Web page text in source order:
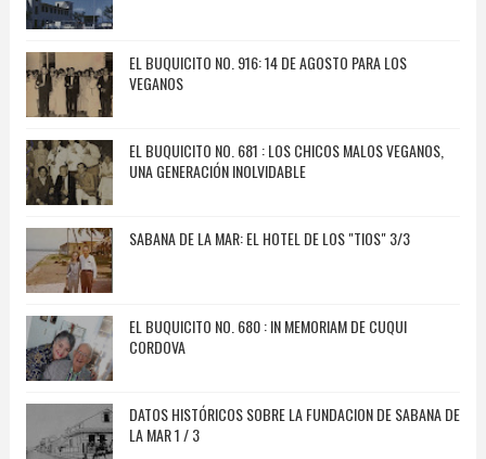
EL BUQUICITO NO. 916: 14 DE AGOSTO PARA LOS
VEGANOS
EL BUQUICITO NO. 681 : LOS CHICOS MALOS VEGANOS,
UNA GENERACIÓN INOLVIDABLE
SABANA DE LA MAR: EL HOTEL DE LOS "TIOS" 3/3
EL BUQUICITO NO. 680 : IN MEMORIAM DE CUQUI
CORDOVA
DATOS HISTÓRICOS SOBRE LA FUNDACION DE SABANA DE
LA MAR 1 / 3